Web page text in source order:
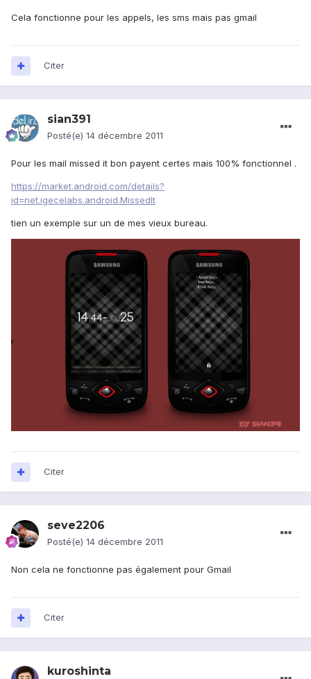
Cela fonctionne pour les appels, les sms mais pas gmail
Citer
sian391
Posté(e) 14 décembre 2011
Pour les mail missed it bon payent certes mais 100% fonctionnel .
https://market.android.com/details?
id=net.igecelabs.android.MissedIt
tien un exemple sur un de mes vieux bureau.
Citer
seve2206
Posté(e) 14 décembre 2011
Non cela ne fonctionne pas également pour Gmail
Citer
kuroshinta